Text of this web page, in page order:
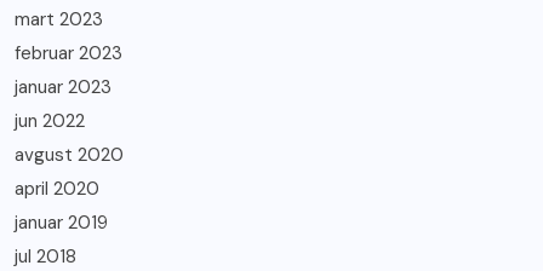
mart 2023
februar 2023
januar 2023
jun 2022
avgust 2020
april 2020
januar 2019
jul 2018